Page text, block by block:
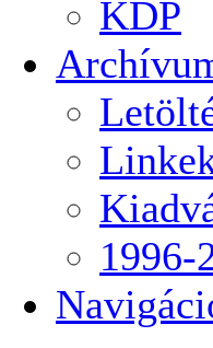
KDP
1996-